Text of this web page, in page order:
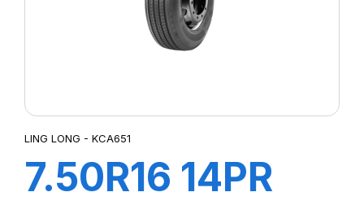
LING LONG - KCA651
7.50R16 14PR